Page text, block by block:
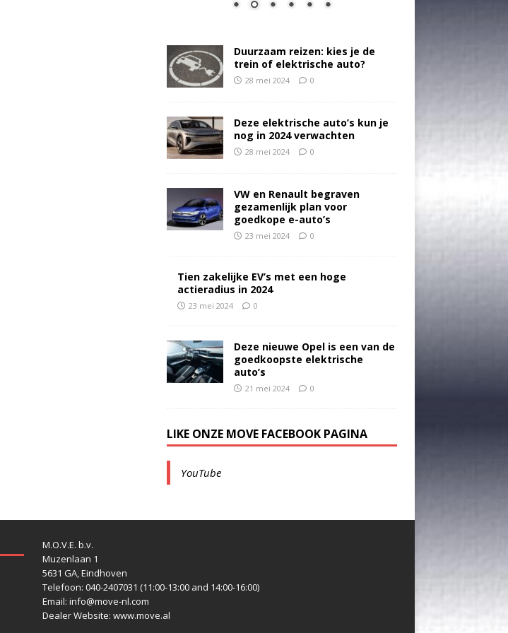
Duurzaam reizen: kies je de
trein of elektrische auto?
28 mei 2024 0
Deze elektrische auto’s kun je
nog in 2024 verwachten
28 mei 2024 0
VW en Renault begraven
gezamenlijk plan voor
goedkope e-auto’s
23 mei 2024 0
Tien zakelijke EV’s met een hoge
actieradius in 2024
23 mei 2024 0
Deze nieuwe Opel is een van de
goedkoopste elektrische
auto’s
21 mei 2024 0
LIKE ONZE MOVE FACEBOOK PAGINA
YouTube
M.O.V.E. b.v.
Muzenlaan 1
5631 GA, Eindhoven
Telefoon: 040-2407031 (11:00-13:00 and 14:00-16:00)
Email: info@move-nl.com
Dealer Website: www.move.al